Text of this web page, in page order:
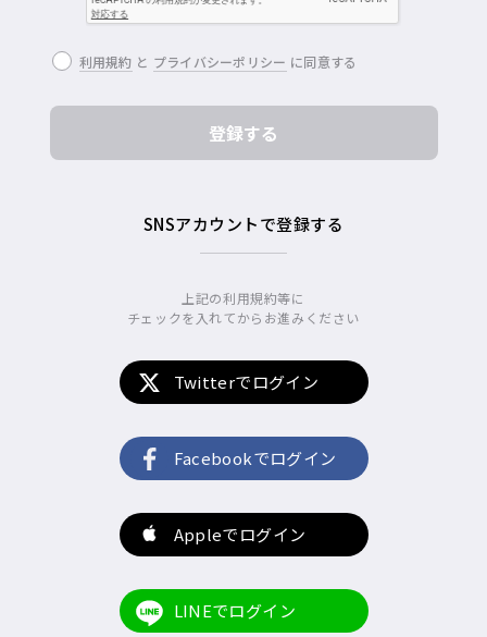
利用規約 と プライバシーポリシー に同意する
SNSアカウントで登録する
上記の利用規約等に
チェックを入れてからお進みください
Twitterでログイン
Facebookでログイン
Appleでログイン
LINEでログイン